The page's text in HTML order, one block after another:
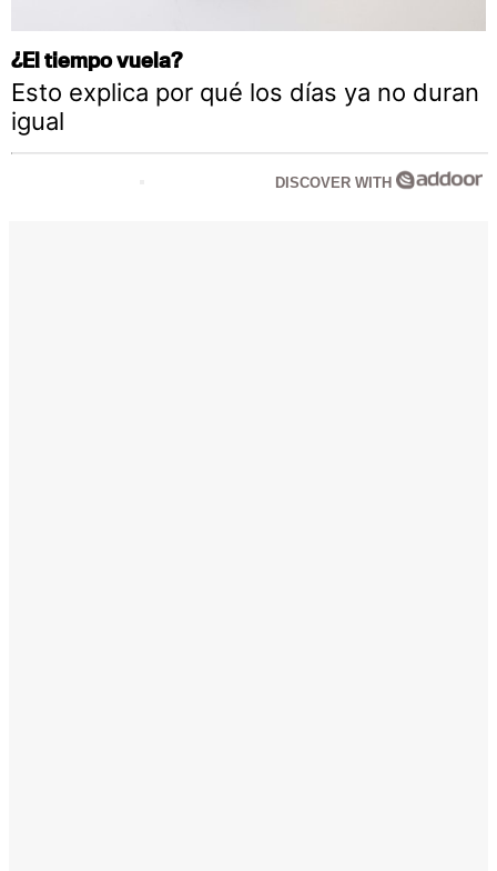
¿El tiempo vuela?
Esto explica por qué los días ya no duran
igual
DISCOVER WITH